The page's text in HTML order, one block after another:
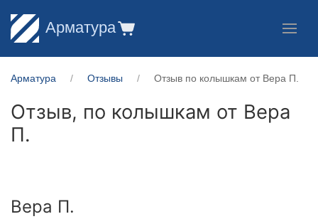
Арматура
Арматура Отзывы Отзыв по колышкам от Вера П.
Отзыв, по колышкам от Вера
П.
Вера П.